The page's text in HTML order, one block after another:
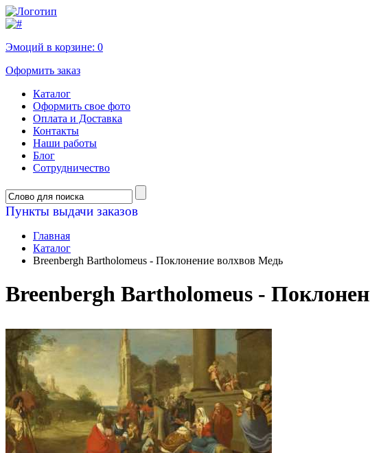
Эмоций в корзине: 0
Оформить заказ
Каталог
Оформить свое фото
Оплата и Доставка
Контакты
Наши работы
Блог
Сотрудничество
Пункты выдачи заказов
Главная
Каталог
Breenbergh Bartholomeus - Поклонение волхвов Медь
Breenbergh Bartholomeus -